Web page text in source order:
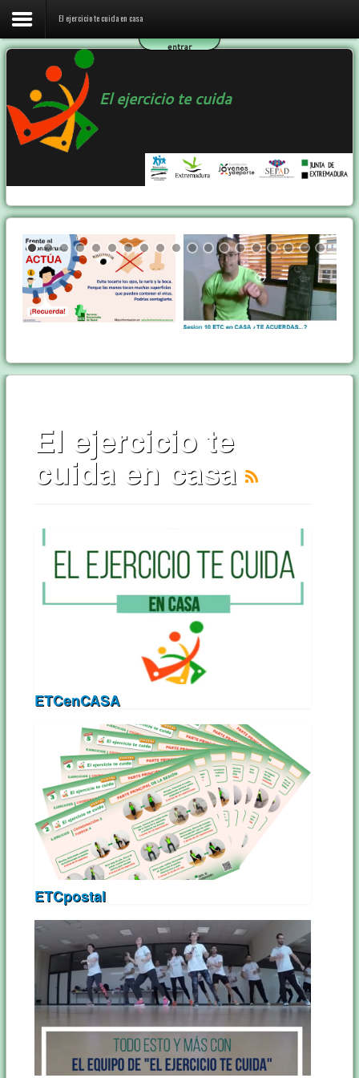
El ejercicio te cuida en casa
El programa ETC
Ejercicio y Salud
Contactar
El ejercicio te cuida en casa
entrar
El ejercicio te cuida
El ejercicio te
cuida en casa
ETCenCASA
ETCpostal